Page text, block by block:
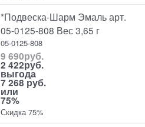
*Подвеска-Шарм Эмаль арт.
05-0125-808 Вес 3,65 г
05-0125-808
9 690руб.
2 422руб.
выгода
7 268 руб.
или
75%
Скидка 75%